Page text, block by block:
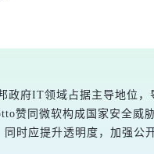
府IT领域占据主导地位
赞同微软构成国家安全威
时应提升透明度，加强公